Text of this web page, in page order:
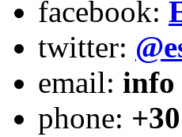
facebook:
twitter:
email: info
phone: